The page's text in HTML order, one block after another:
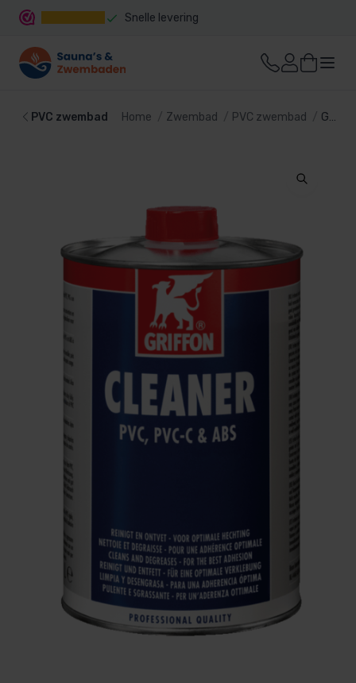
Snelle levering
PVC zwembad Home Zwembad PVC zwembad Griffon PVC Reiniger 500 ML